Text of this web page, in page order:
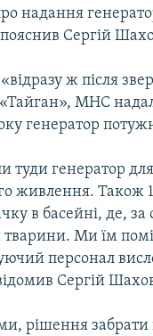
надання
Сергій
ж після
МНС
генератор
туди генератор
живлення. Також
в басейні, де, за
тварини. Ми їм
персонал
Сергій
рішення забрати